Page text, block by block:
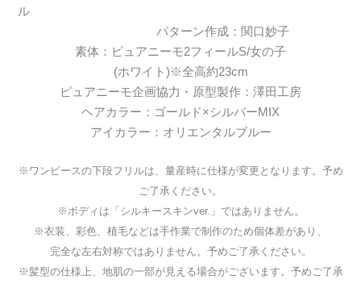
ル
パターン作成：関口妙子
素体：ピュアニーモ2フィールS/女の子
(ホワイト)※全高約23cm
ピュアニーモ企画協力・原型製作：澤田工房
ヘアカラー：ゴールド×シルバーMIX
アイカラー：オリエンタルブルー
※ワンピースの下段フリルは、量産時に仕様が変更となります。予め
ご了承ください。
※ボディは「シルキースキンver.」ではありません。
※衣装、彩色、植毛などは手作業で制作のため個体差があり、
完全な左右対称ではありません。予めご了承ください。
※髪型の仕様上、地肌の一部が見える場合がございます。予めご了承